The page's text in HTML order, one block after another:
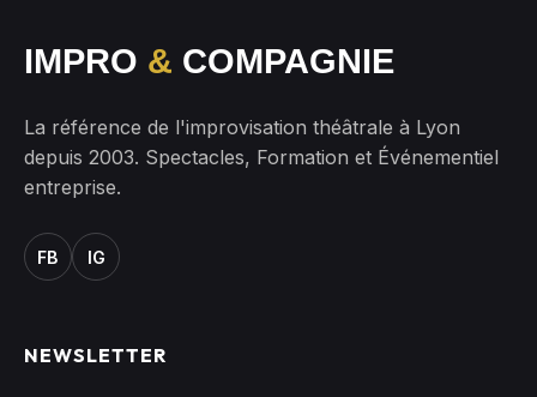
IMPRO & COMPAGNIE
La référence de l'improvisation théâtrale à Lyon
depuis 2003. Spectacles, Formation et Événementiel
entreprise.
FB IG
NEWSLETTER